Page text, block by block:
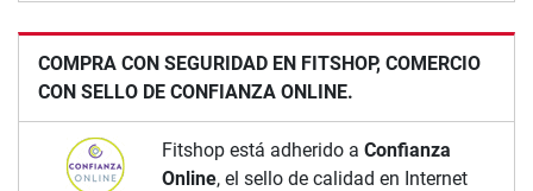
COMPRA CON SEGURIDAD EN FITSHOP, COMERCIO
CON SELLO DE CONFIANZA ONLINE.
Fitshop está adherido a Confianza
Online, el sello de calidad en Internet